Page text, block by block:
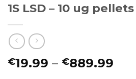
1S LSD – 10 ug pellets
€19.99 – €889.99